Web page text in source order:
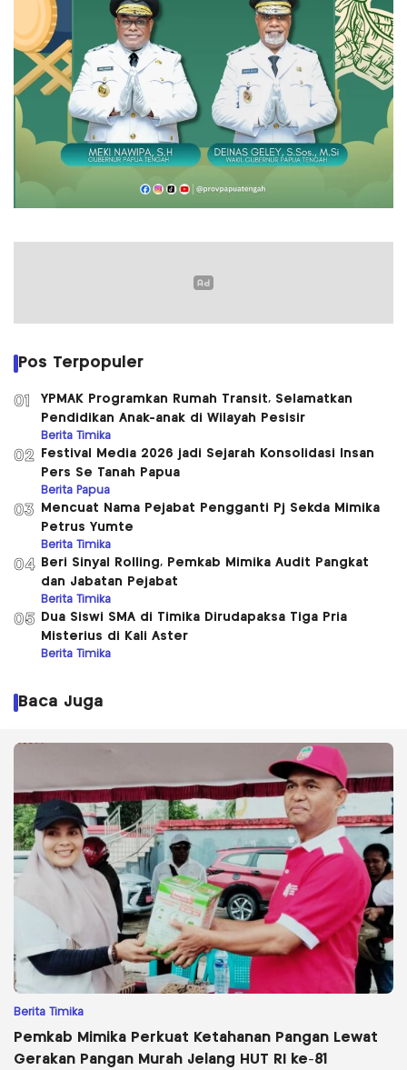
Pos Terpopuler
01
YPMAK Programkan Rumah Transit, Selamatkan
Pendidikan Anak-anak di Wilayah Pesisir
Berita Timika
02
Festival Media 2026 jadi Sejarah Konsolidasi Insan
Pers Se Tanah Papua
Berita Papua
03
Mencuat Nama Pejabat Pengganti Pj Sekda Mimika
Petrus Yumte
Berita Timika
04
Beri Sinyal Rolling, Pemkab Mimika Audit Pangkat
dan Jabatan Pejabat
Berita Timika
05
Dua Siswi SMA di Timika Dirudapaksa Tiga Pria
Misterius di Kali Aster
Berita Timika
Baca Juga
Berita Timika
Pemkab Mimika Perkuat Ketahanan Pangan Lewat
Gerakan Pangan Murah Jelang HUT RI ke-81